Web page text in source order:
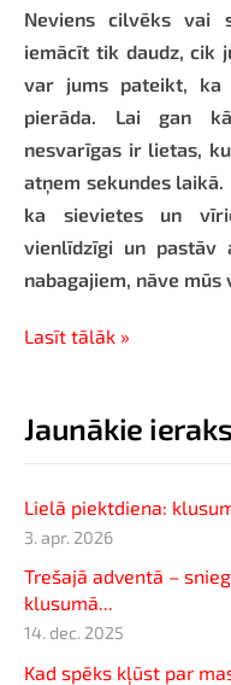
Jaunākie
Lielā piektdiena:
3. apr. 2026
Trešajā adventā –
klusumā...
14. dec. 2025
Kad spēks kļūst par
Neviens cilvēks vai
iemācīt tik daudz, cik
var jums pateikt, ka
pierāda. Lai gan
nesvarīgas ir lietas,
atņem sekundes
ka sievietes un
vienlīdzīgi un pastāv
nabagajiem, nāve
Lasīt tālāk »